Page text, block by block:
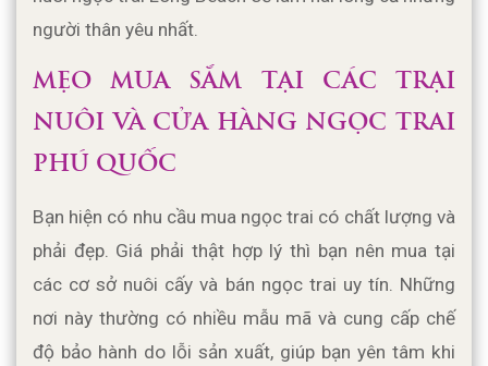
người thân yêu nhất.
MẸO MUA SẮM TẠI CÁC TRẠI
NUÔI VÀ CỬA HÀNG NGỌC TRAI
PHÚ QUỐC
Bạn hiện có nhu cầu mua ngọc trai có chất lượng và
phải đẹp. Giá phải thật hợp lý thì bạn nên mua tại
các cơ sở nuôi cấy và bán ngọc trai uy tín. Những
nơi này thường có nhiều mẫu mã và cung cấp chế
độ bảo hành do lỗi sản xuất, giúp bạn yên tâm khi